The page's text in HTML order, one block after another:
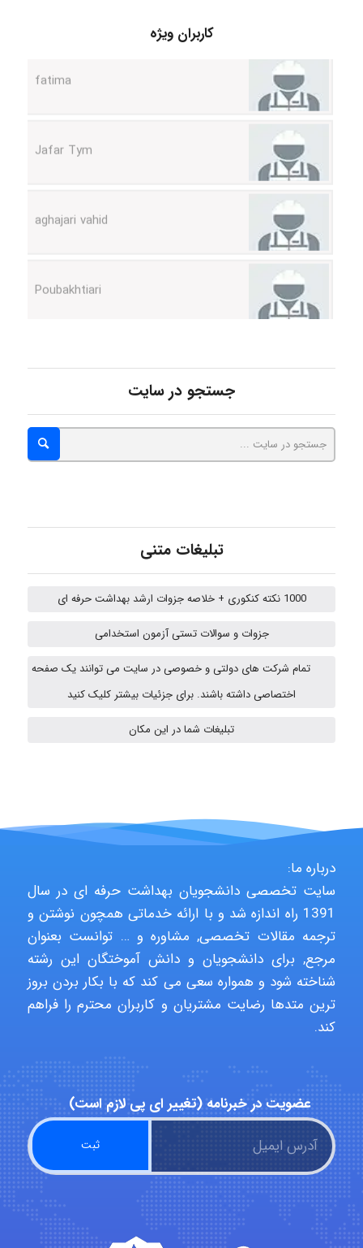
کاربران ویژه
aghajari vahid
Poubakhtiari
hosein abdolvand
Kati
Poubakhtiari
Alirez0990
hosein abdolvand
emami
جستجو در سایت
تبلیغات متنی
1000 نکته کنکوری + خلاصه جزوات ارشد بهداشت حرفه ای
جزوات و سوالات تستی آزمون استخدامی
تمام شرکت های دولتی و خصوصی در سایت می توانند یک صفحه
اختصاصی داشته باشند. برای جزئیات بیشتر کلیک کنید
تبلیغات شما در این مکان
درباره ما:
سایت تخصصی دانشجویان بهداشت حرفه ای در سال
1391 راه اندازه شد و با ارائه خدماتی همچون نوشتن و
ترجمه مقالات تخصصی, مشاوره و … توانست بعنوان
مرجع, برای دانشجویان و دانش آموختگان این رشته
شناخته شود و همواره سعی می کند که با بکار بردن بروز
ترین متدها رضایت مشتریان و کاربران محترم را فراهم
کند.
عضویت در خبرنامه (تغییر ای پی لازم است)